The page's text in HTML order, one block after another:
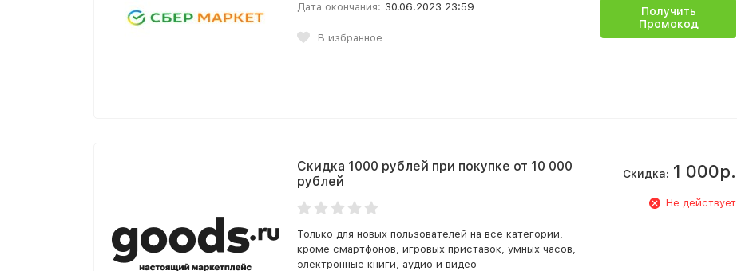
Дата окончания: 30.06.2023 23:59
В избранное
Получить
Промокод
Скидка 1000 рублей при покупке от 10 000
рублей
Только для новых пользователей на все категории,
кроме смартфонов, игровых приставок, умных часов,
электронные книги, аудио и видео
Скидка: 1 000р.
Не действует